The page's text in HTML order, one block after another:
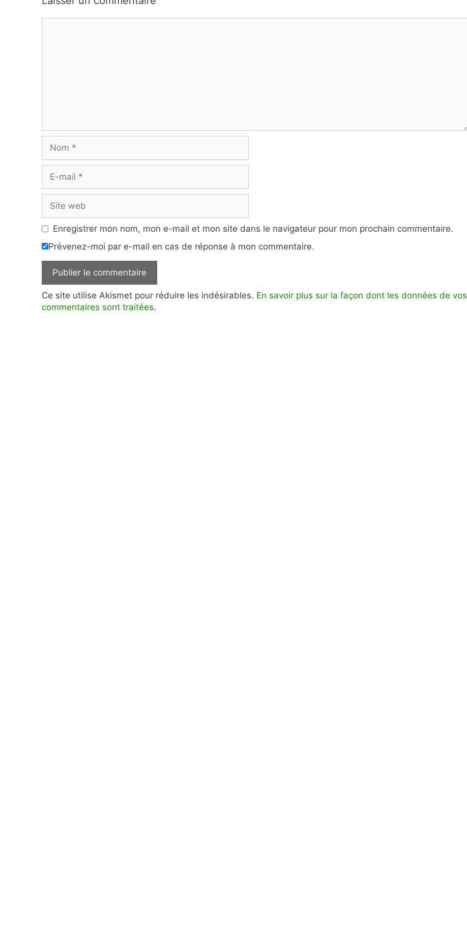
mail
web
Enregistrer mon nom, mon e-mail et mon site dans le navigateur pour mon prochain commentaire.
Prévenez-moi par e-mail en cas de réponse à mon commentaire.
Ce site utilise Akismet pour réduire les indésirables. En savoir plus sur la façon dont les données de vos
commentaires sont traitées.